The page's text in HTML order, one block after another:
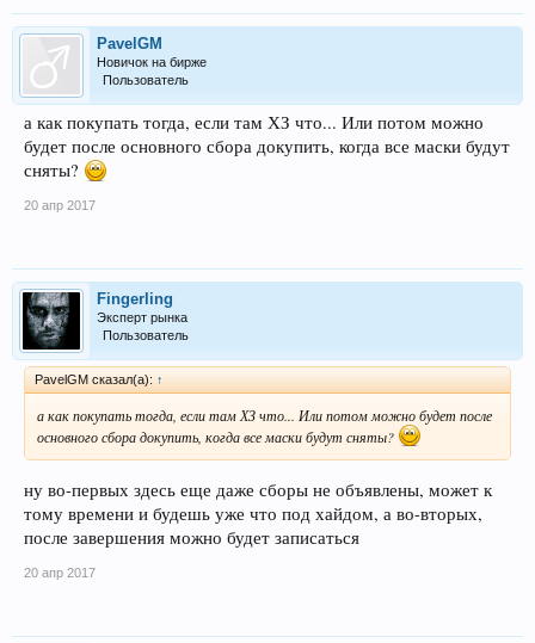
PavelGM
Новичок на бирже
Пользователь
а как покупать тогда, если там ХЗ что... Или потом можно
будет после основного сбора докупить, когда все маски будут
сняты?
20 апр 2017
Fingerling
Эксперт рынка
Пользователь
PavelGM сказал(а): ↑
а как покупать тогда, если там ХЗ что... Или потом можно будет после
основного сбора докупить, когда все маски будут сняты?
ну во-первых здесь еще даже сборы не объявлены, может к
тому времени и будешь уже что под хайдом, а во-вторых,
после завершения можно будет записаться
20 апр 2017